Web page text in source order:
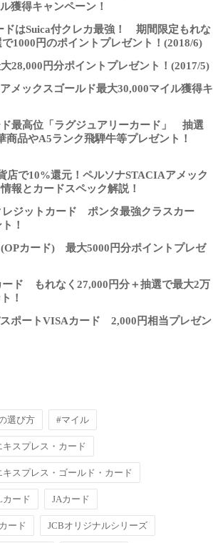
獲得キャンペーン！
ドはSuica付クレカ最強！ 期間限定もれな
1000円のポイントプレゼント！(2018/6)
28,000円分ポイントプレゼント！(2017/5)
メックスゴールド最大30,000マイル獲得キ
ド最高位「ラグジュアリーカード」 抽選
商品やA5ランク飛騨牛等プレゼント！
店で10%還元！ペルソナSTACIAアメック
報とカードスペック解説！
レジットカード ポンタ最強クラスカー
！
カード) 最大5000円分ポイントプレゼ
ード もれなく27,000円分＋抽選で最大2万
！
スポートVISAカード 2,000円相当プレゼン
選び方 #マイル
スプレス・カード
スプレス・ゴールド・カード
カード JAカード
ード JCBオリジナルシリーズ